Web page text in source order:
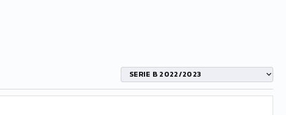
SERIE B 2022/2023